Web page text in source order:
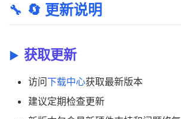
🔄 更新说明
获取更新
访问下载中心获取最新版本
建议定期检查更新